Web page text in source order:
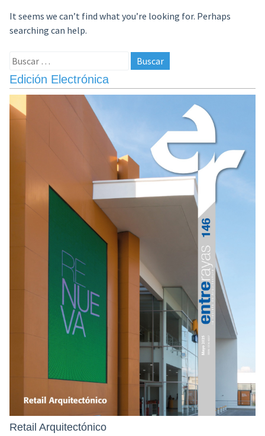
It seems we can’t find what you’re looking for. Perhaps
searching can help.
Buscar:
Edición Electrónica
Retail Arquitectónico